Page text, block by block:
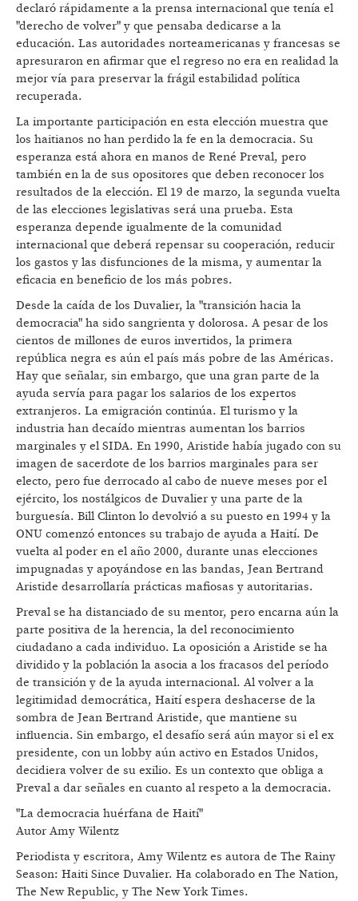
declaró rápidamente a la prensa internacional que tenía el
"derecho de volver" y que pensaba dedicarse a la
educación. Las autoridades norteamericanas y francesas se
apresuraron en afirmar que el regreso no era en realidad la
mejor vía para preservar la frágil estabilidad política
recuperada.
La importante participación en esta elección muestra que
los haitianos no han perdido la fe en la democracia. Su
esperanza está ahora en manos de René Preval, pero
también en la de sus opositores que deben reconocer los
resultados de la elección. El 19 de marzo, la segunda vuelta
de las elecciones legislativas será una prueba. Esta
esperanza depende igualmente de la comunidad
internacional que deberá repensar su cooperación, reducir
los gastos y las disfunciones de la misma, y aumentar la
eficacia en beneficio de los más pobres.
Desde la caída de los Duvalier, la "transición hacia la
democracia" ha sido sangrienta y dolorosa. A pesar de los
cientos de millones de euros invertidos, la primera
república negra es aún el país más pobre de las Américas.
Hay que señalar, sin embargo, que una gran parte de la
ayuda servía para pagar los salarios de los expertos
extranjeros. La emigración continúa. El turismo y la
industria han decaído mientras aumentan los barrios
marginales y el SIDA. En 1990, Aristide había jugado con su
imagen de sacerdote de los barrios marginales para ser
electo, pero fue derrocado al cabo de nueve meses por el
ejército, los nostálgicos de Duvalier y una parte de la
burguesía. Bill Clinton lo devolvió a su puesto en 1994 y la
ONU comenzó entonces su trabajo de ayuda a Haití. De
vuelta al poder en el año 2000, durante unas elecciones
impugnadas y apoyándose en las bandas, Jean Bertrand
Aristide desarrollaría prácticas mafiosas y autoritarias.
Preval se ha distanciado de su mentor, pero encarna aún la
parte positiva de la herencia, la del reconocimiento
ciudadano a cada individuo. La oposición a Aristide se ha
dividido y la población la asocia a los fracasos del período
de transición y de la ayuda internacional. Al volver a la
legitimidad democrática, Haití espera deshacerse de la
sombra de Jean Bertrand Aristide, que mantiene su
influencia. Sin embargo, el desafío será aún mayor si el ex
presidente, con un lobby aún activo en Estados Unidos,
decidiera volver de su exilio. Es un contexto que obliga a
Preval a dar señales en cuanto al respeto a la democracia.
"La democracia huérfana de Haití"
Autor Amy Wilentz
Periodista y escritora, Amy Wilentz es autora de The Rainy
Season: Haiti Since Duvalier. Ha colaborado en The Nation,
The New Republic, y The New York Times.